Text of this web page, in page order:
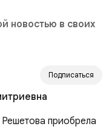
новостью в своих
Подписаться